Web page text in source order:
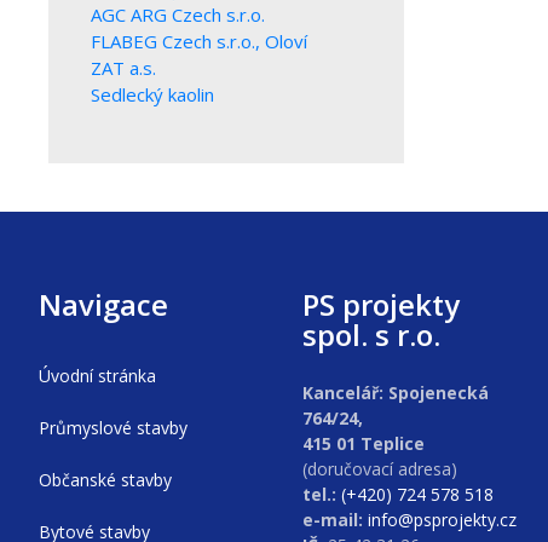
AGC ARG Czech s.r.o.
FLABEG Czech s.r.o., Oloví
ZAT a.s.
Sedlecký kaolin
Navigace
Úvodní stránka
Průmyslové stavby
Občanské stavby
Bytové stavby
PS projekty
spol. s r.o.
Kancelář: Spojenecká
764/24,
415 01 Teplice
(doručovací adresa)
tel.: (+420) 724 578 518
e-mail: info@psprojekty.cz